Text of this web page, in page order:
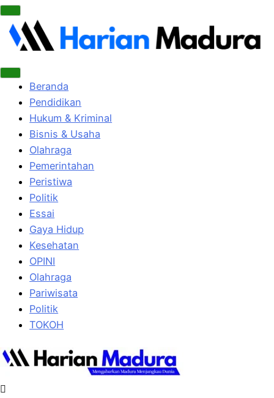
Beranda
Pendidikan
Hukum & Kriminal
Bisnis & Usaha
Olahraga
Pemerintahan
Peristiwa
Politik
Essai
Gaya Hidup
Kesehatan
OPINI
Olahraga
Pariwisata
Politik
TOKOH